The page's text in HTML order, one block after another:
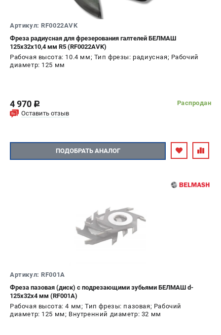
Артикул: RF0022AVK
Фреза радиусная для фрезерования галтелей БЕЛМАШ
125х32х10,4 мм R5 (RF0022AVK)
Рабочая высота: 10.4 мм; Тип фрезы: радиусная; Рабочий
диаметр: 125 мм
4 970 c
Распродан
Оставить отзыв
ПОДОБРАТЬ АНАЛОГ
Артикул: RF001A
Фреза пазовая (диск) с подрезающими зубьями БЕЛМАШ d-
125х32х4 мм (RF001A)
Рабочая высота: 4 мм; Тип фрезы: пазовая; Рабочий
диаметр: 125 мм; Внутренний диаметр: 32 мм